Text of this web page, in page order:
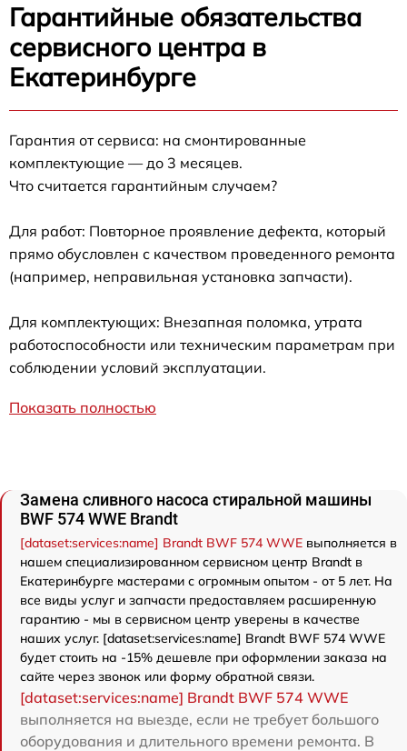
Гарантийные обязательства
сервисного центра в
Екатеринбурге
Гарантия от сервиса: на смонтированные
комплектующие — до 3 месяцев.
Что считается гарантийным случаем?
Для работ: Повторное проявление дефекта, который
прямо обусловлен с качеством проведенного ремонта
(например, неправильная установка запчасти).
Для комплектующих: Внезапная поломка, утрата
работоспособности или техническим параметрам при
соблюдении условий эксплуатации.
Показать полностью
Замена сливного насоса стиральной машины
BWF 574 WWE Brandt
[dataset:services:name] Brandt BWF 574 WWE выполняется в
нашем специализированном сервисном центр Brandt в
Екатеринбурге мастерами с огромным опытом - от 5 лет. На
все виды услуг и запчасти предоставляем расширенную
гарантию - мы в сервисном центр уверены в качестве
наших услуг. [dataset:services:name] Brandt BWF 574 WWE
будет стоить на -15% дешевле при оформлении заказа на
сайте через звонок или форму обратной связи.
[dataset:services:name] Brandt BWF 574 WWE
выполняется на выезде, если не требует большого
оборудования и длительного времени ремонта. В